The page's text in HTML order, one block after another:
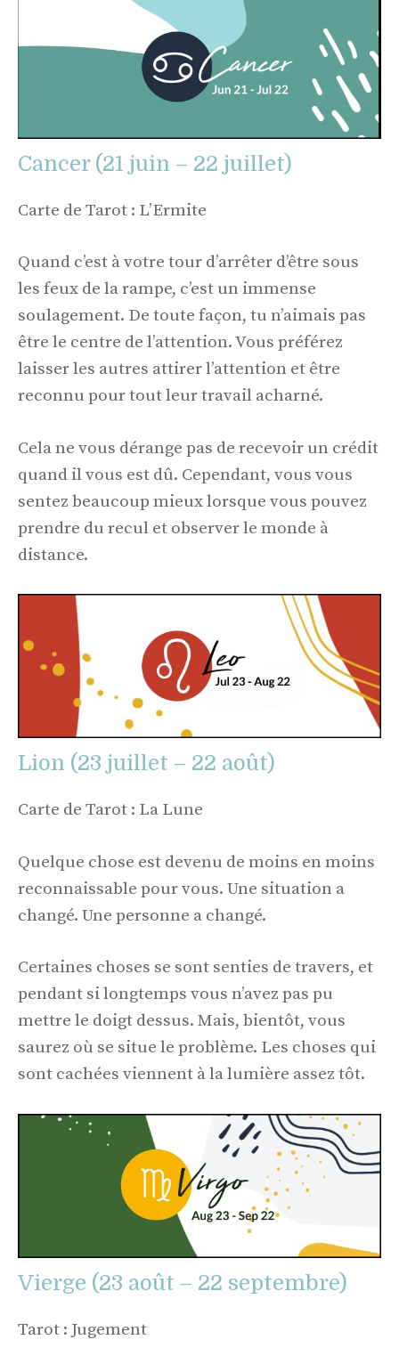
Cancer (21 juin – 22 juillet)
Carte de Tarot : L’Ermite
Quand c’est à votre tour d’arrêter d’être sous
les feux de la rampe, c’est un immense
soulagement. De toute façon, tu n’aimais pas
être le centre de l’attention. Vous préférez
laisser les autres attirer l’attention et être
reconnu pour tout leur travail acharné.
Cela ne vous dérange pas de recevoir un crédit
quand il vous est dû. Cependant, vous vous
sentez beaucoup mieux lorsque vous pouvez
prendre du recul et observer le monde à
distance.
Lion (23 juillet – 22 août)
Carte de Tarot : La Lune
Quelque chose est devenu de moins en moins
reconnaissable pour vous. Une situation a
changé. Une personne a changé.
Certaines choses se sont senties de travers, et
pendant si longtemps vous n’avez pas pu
mettre le doigt dessus. Mais, bientôt, vous
saurez où se situe le problème. Les choses qui
sont cachées viennent à la lumière assez tôt.
Vierge (23 août – 22 septembre)
Tarot : Jugement